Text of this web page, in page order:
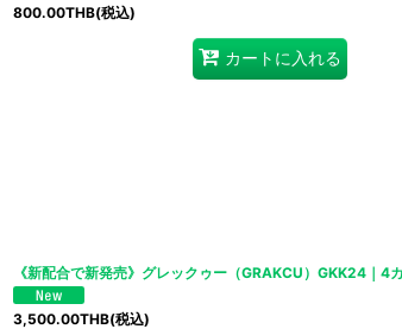
800.00THB(税込)
カートに入れる
《新配合で新発売》グレックゥー（GRAKCU）GKK24｜4
3,500.00THB(税込)